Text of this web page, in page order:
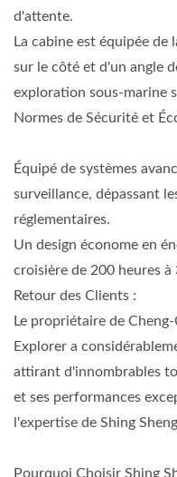
d'attente.
La cabine est équipée
sur le côté et d'un angle
exploration sous-marine
Normes de Sécurité et
Équipé de systèmes
surveillance, dépassant
réglementaires.
Un design économe en
croisière de 200 heures
Retour des Clients :
Le propriétaire de
Explorer a
attirant d'innombrables
et ses performances
l'expertise de Shing
Pourquoi Choisir Shing